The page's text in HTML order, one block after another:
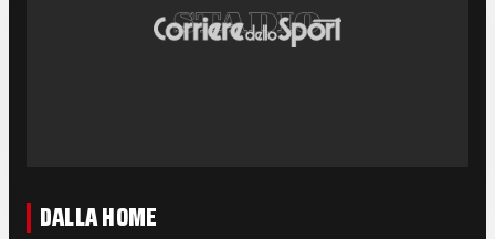
DALLA HOME